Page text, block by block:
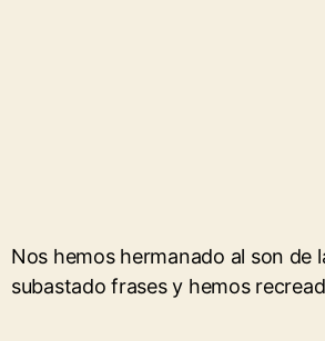
Nos hemos hermanado al son de
subastado frases y hemos